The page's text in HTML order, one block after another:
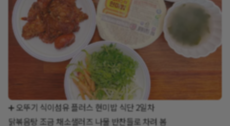
➕ 오뚜기 식이섬유 플러스 현미밥 식단 2일차
닭볶음탕 조금 채소샐러즈 나물 반찬들로 차려 봄